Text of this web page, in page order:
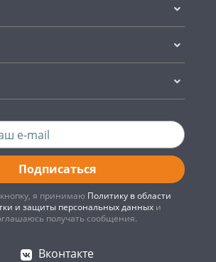
Подписаться
я принимаю Политику в области
и защиты персональных данныхи
получать сообщения.
Вконтакте